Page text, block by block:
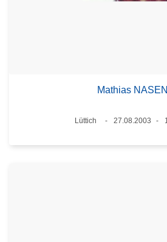
Mathias
Standort
Lüttich
27.08.2003